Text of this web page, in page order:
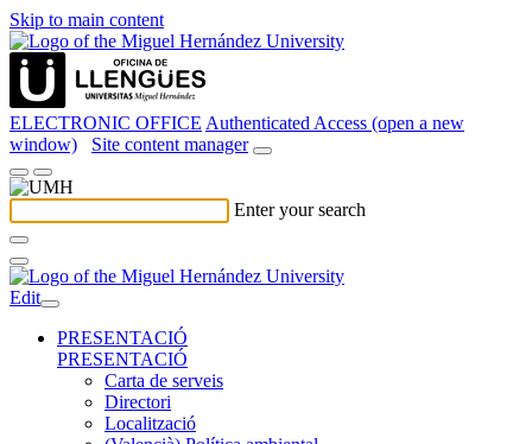
Skip to main content
ELECTRONIC OFFICE Authenticated Access (open a new
window)
Site content manager
Enter your search
Edit
PRESENTACIÓ
PRESENTACIÓ
Carta de serveis
Directori
Localització